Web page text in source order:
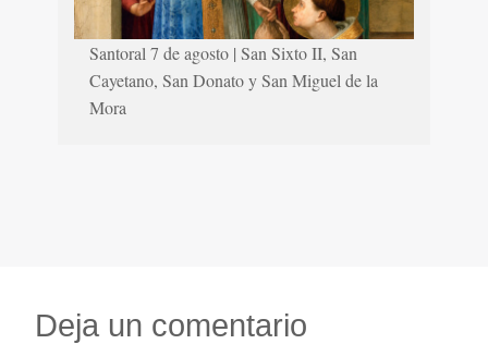
Santoral 7 de agosto | San Sixto II, San
Cayetano, San Donato y San Miguel de la
Mora
Deja un comentario